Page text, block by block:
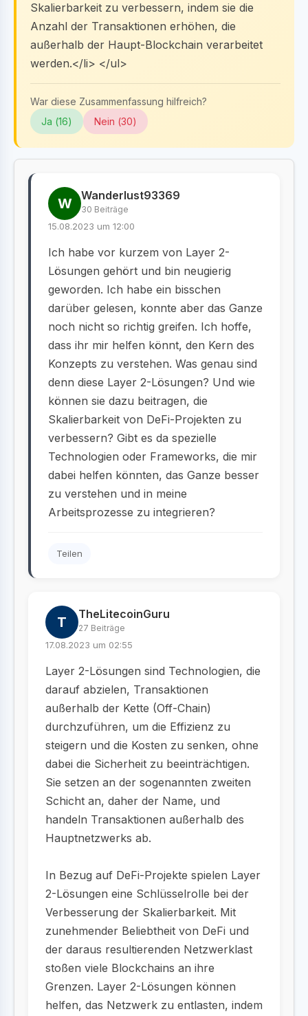
Skalierbarkeit zu verbessern, indem sie die
Anzahl der Transaktionen erhöhen, die
außerhalb der Haupt-Blockchain verarbeitet
werden.</li> </ul>
War diese Zusammenfassung hilfreich?
Ja (16) Nein (30)
W Wanderlust93369
30 Beiträge
15.08.2023 um 12:00
Ich habe vor kurzem von Layer 2-
Lösungen gehört und bin neugierig
geworden. Ich habe ein bisschen
darüber gelesen, konnte aber das Ganze
noch nicht so richtig greifen. Ich hoffe,
dass ihr mir helfen könnt, den Kern des
Konzepts zu verstehen. Was genau sind
denn diese Layer 2-Lösungen? Und wie
können sie dazu beitragen, die
Skalierbarkeit von DeFi-Projekten zu
verbessern? Gibt es da spezielle
Technologien oder Frameworks, die mir
dabei helfen könnten, das Ganze besser
zu verstehen und in meine
Arbeitsprozesse zu integrieren?
Teilen
T TheLitecoinGuru
27 Beiträge
17.08.2023 um 02:55
Layer 2-Lösungen sind Technologien, die
darauf abzielen, Transaktionen
außerhalb der Kette (Off-Chain)
durchzuführen, um die Effizienz zu
steigern und die Kosten zu senken, ohne
dabei die Sicherheit zu beeinträchtigen.
Sie setzen an der sogenannten zweiten
Schicht an, daher der Name, und
handeln Transaktionen außerhalb des
Hauptnetzwerks ab.
In Bezug auf DeFi-Projekte spielen Layer
2-Lösungen eine Schlüsselrolle bei der
Verbesserung der Skalierbarkeit. Mit
zunehmender Beliebtheit von DeFi und
der daraus resultierenden Netzwerklast
stoßen viele Blockchains an ihre
Grenzen. Layer 2-Lösungen können
helfen, das Netzwerk zu entlasten, indem